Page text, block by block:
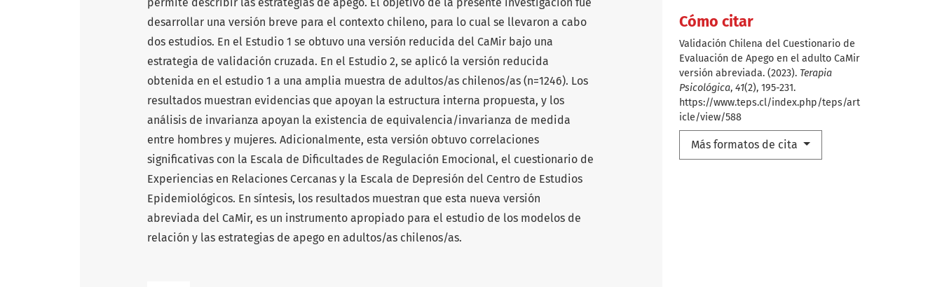
Cómo citar
Validación Chilena del Cuestionario de
Evaluación de Apego en el adulto CaMir
versión abreviada. (2023). Terapia
Psicológica, 41(2), 195-231.
https://www.teps.cl/index.php/teps/art
icle/view/588
Más formatos de cita
desarrollar una versión breve para el contexto chileno, para lo cual se llevaron a cabo
dos estudios. En el Estudio 1 se obtuvo una versión reducida del CaMir bajo una
estrategia de validación cruzada. En el Estudio 2, se aplicó la versión reducida
obtenida en el estudio 1 a una amplia muestra de adultos/as chilenos/as (n=1246). Los
resultados muestran evidencias que apoyan la estructura interna propuesta, y los
análisis de invarianza apoyan la existencia de equivalencia/invarianza de medida
entre hombres y mujeres. Adicionalmente, esta versión obtuvo correlaciones
significativas con la Escala de Dificultades de Regulación Emocional, el cuestionario de
Experiencias en Relaciones Cercanas y la Escala de Depresión del Centro de Estudios
Epidemiológicos. En síntesis, los resultados muestran que esta nueva versión
abreviada del CaMir, es un instrumento apropiado para el estudio de los modelos de
relación y las estrategias de apego en adultos/as chilenos/as.